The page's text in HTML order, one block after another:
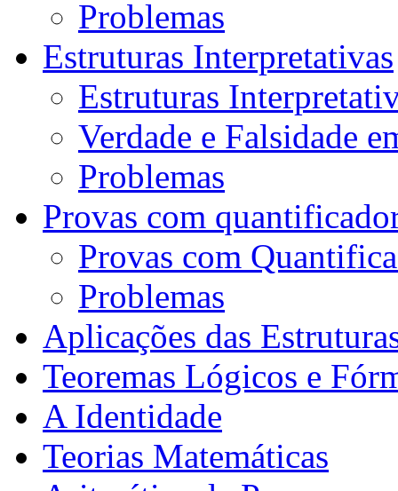
Problemas
Estruturas Interpretativas
Estruturas
Verdade e Falsidade
Problemas
Provas com
Provas com
Problemas
Aplicações das
Teoremas Lógicos e
A Identidade
Teorias Matemáticas